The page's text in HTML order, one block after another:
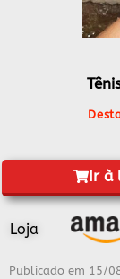
Ir à
Loja
Publicado em 15/